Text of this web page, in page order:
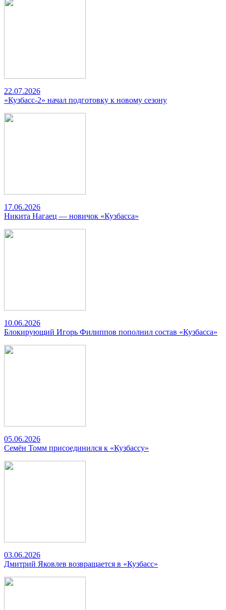
22.07.2026
«Кузбасс-2» начал подготовку к новому сезону
17.06.2026
Никита Нагаец — новичок «Кузбасса»
10.06.2026
Блокирующий Игорь Филиппов пополнил состав «Кузбасса»
05.06.2026
Семён Томм присоединился к «Кузбассу»
03.06.2026
Дмитрий Яковлев возвращается в «Кузбасс»